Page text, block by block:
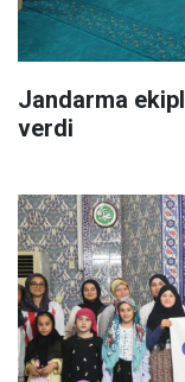
Jandarma
verdi